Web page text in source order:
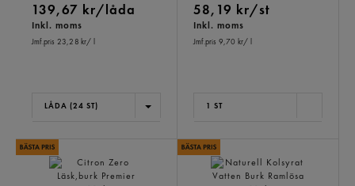
139,67 kr/låda
Inkl. moms
Jmf.pris 23,28 kr/ l
LÅDA (24 ST)
58,19 kr/st
Inkl. moms
Jmf.pris 9,70 kr/ l
1 ST